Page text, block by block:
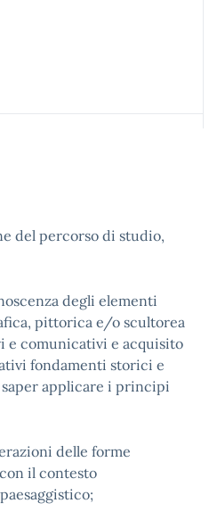
del percorso di studio,
degli elementi
pittorica e/o scultorea
e comunicativi e acquisito
fondamenti storici e
applicare i principi
delle forme
il contesto